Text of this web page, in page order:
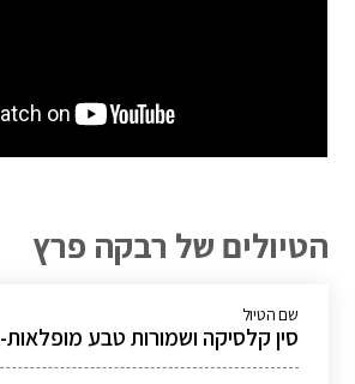
הטיולים של רבקה פרץ
שם הטיול
סין קלסיקה ושמורות טבע מופלאות- 17 יום